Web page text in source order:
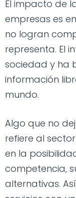
El impacto de
empresas es
no logran
representa. El
sociedad y ha
información
mundo.
Algo que no
refiere al
en la
competencia,
alternativas.